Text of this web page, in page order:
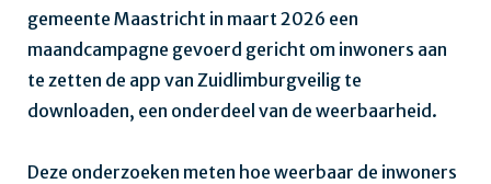
gemeente Maastricht in maart 2026 een
maandcampagne gevoerd gericht om inwoners aan
te zetten de app van Zuidlimburgveilig te
downloaden, een onderdeel van de weerbaarheid.
Deze onderzoeken meten hoe weerbaar de inwoners